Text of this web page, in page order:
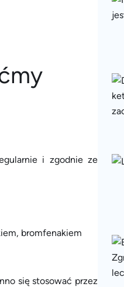
i zgodnie ze
bromfenakiem
się stosować przez